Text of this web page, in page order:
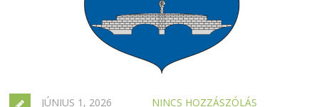
JÚNIUS 1, 2026 NINCS HOZZÁSZÓLÁS